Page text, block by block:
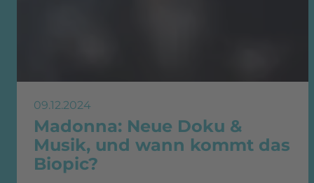
09.12.2024
Madonna: Neue Doku &
Musik, und wann kommt das
Biopic?